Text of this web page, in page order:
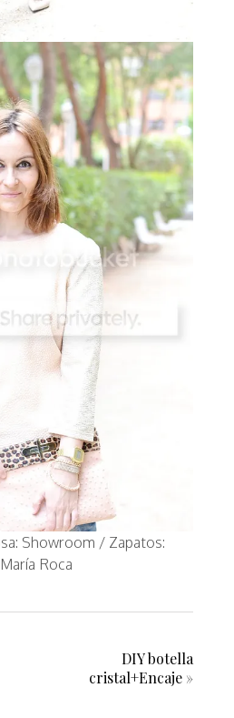
Showroom / Zapatos:
Roca
DIY botella
cristal+Encaje »